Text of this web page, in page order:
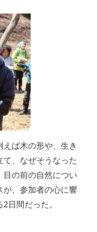
ば木の形や、生き
、なぜそうなった
目の前の自然につい
が、参加者の心に響
日間だった。